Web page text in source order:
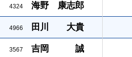
4324 海野 康志郎
4966 田川 大貴
3567 吉岡 誠